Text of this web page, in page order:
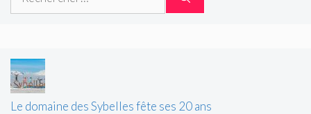
Le domaine des Sybelles fête ses 20 ans